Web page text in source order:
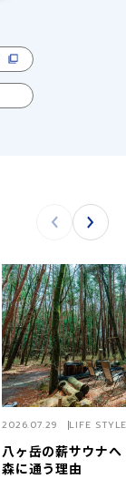
八ヶ岳の薪サウナ
森に通う理由
2026.07.29 LIFE